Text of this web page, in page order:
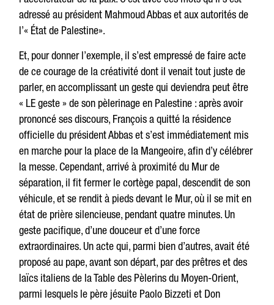
adressé au président Mahmoud Abbas et aux autorités de
l’« État de Palestine».
Et, pour donner l’exemple, il s’est empressé de faire acte
de ce courage de la créativité dont il venait tout juste de
parler, en accomplissant un geste qui deviendra peut être
« LE geste » de son pèlerinage en Palestine : après avoir
prononcé ses discours, François a quitté la résidence
officielle du président Abbas et s’est immédiatement mis
en marche pour la place de la Mangeoire, afin d’y célébrer
la messe. Cependant, arrivé à proximité du Mur de
séparation, il fit fermer le cortège papal, descendit de son
véhicule, et se rendit à pieds devant le Mur, où il se mit en
état de prière silencieuse, pendant quatre minutes. Un
geste pacifique, d’une douceur et d’une force
extraordinaires. Un acte qui, parmi bien d’autres, avait été
proposé au pape, avant son départ, par des prêtres et des
laïcs italiens de la Table des Pèlerins du Moyen-Orient,
parmi lesquels le père jésuite Paolo Bizzeti et Don